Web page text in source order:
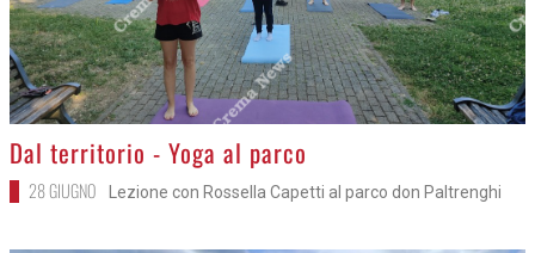
>
Dal territorio - Yoga al parco
28 GIUGNO Lezione con Rossella Capetti al parco don Paltrenghi